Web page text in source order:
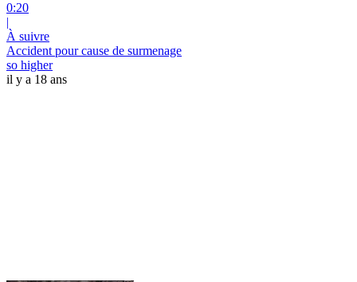
0:20
|
À suivre
Accident pour cause de surmenage
so higher
il y a 18 ans